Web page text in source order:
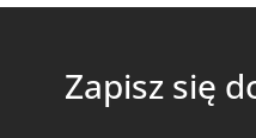
Zapisz się